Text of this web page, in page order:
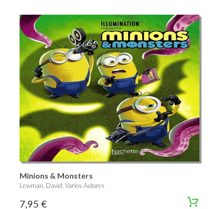
Minions & Monsters
Lewman, David, Varios Autores
7,95 €